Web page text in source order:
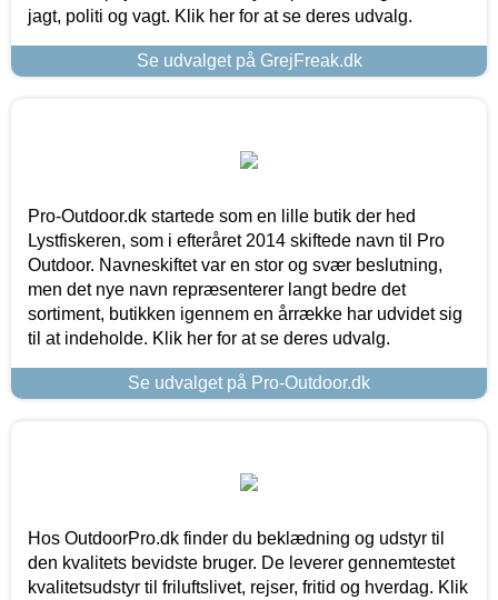
jagt, politi og vagt. Klik her for at se deres udvalg.
Se udvalget på GrejFreak.dk
Pro-Outdoor.dk startede som en lille butik der hed
Lystfiskeren, som i efteråret 2014 skiftede navn til Pro
Outdoor. Navneskiftet var en stor og svær beslutning,
men det nye navn repræsenterer langt bedre det
sortiment, butikken igennem en årrække har udvidet sig
til at indeholde. Klik her for at se deres udvalg.
Se udvalget på Pro-Outdoor.dk
Hos OutdoorPro.dk finder du beklædning og udstyr til
den kvalitets bevidste bruger. De leverer gennemtestet
kvalitetsudstyr til friluftslivet, rejser, fritid og hverdag. Klik